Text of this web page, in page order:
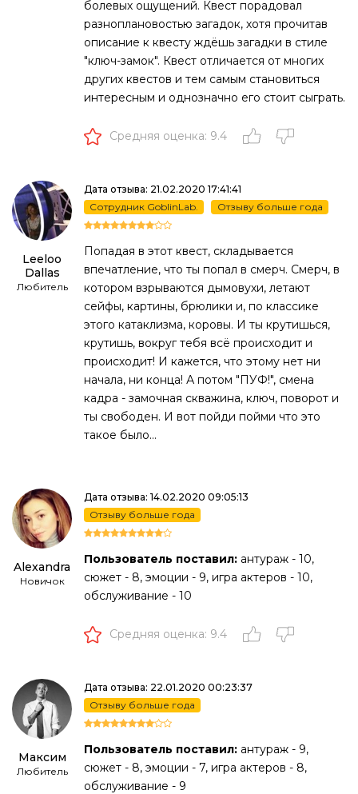
болевых ощущений. Квест порадовал
разноплановостью загадок, хотя прочитав
описание к квесту ждёшь загадки в стиле
"ключ-замок". Квест отличается от многих
других квестов и тем самым становиться
интересным и однозначно его стоит сыграть.
Средняя оценка: 9.4
Leeloo
Dallas
Любитель
Дата отзыва: 21.02.2020 17:41:41
Сотрудник GoblinLab.
Отзыву больше года
Попадая в этот квест, складывается
впечатление, что ты попал в смерч. Смерч, в
котором взрываются дымовухи, летают
сейфы, картины, брюлики и, по классике
этого катаклизма, коровы. И ты крутишься,
крутишь, вокруг тебя всё происходит и
происходит! И кажется, что этому нет ни
начала, ни конца! А потом "ПУФ!", смена
кадра - замочная скважина, ключ, поворот и
ты свободен. И вот пойди пойми что это
такое было...
Alexandra
Новичок
Дата отзыва: 14.02.2020 09:05:13
Отзыву больше года
Пользователь поставил: антураж - 10,
сюжет - 8, эмоции - 9, игра актеров - 10,
обслуживание - 10
Средняя оценка: 9.4
Максим
Любитель
Дата отзыва: 22.01.2020 00:23:37
Отзыву больше года
Пользователь поставил: антураж - 9,
сюжет - 8, эмоции - 7, игра актеров - 8,
обслуживание - 9